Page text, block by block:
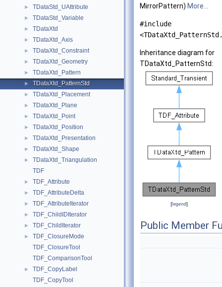
► TDataStd_UAttribute
► TDataStd_Variable
► TDataXtd
► TDataXtd_Axis
► TDataXtd_Constraint
► TDataXtd_Geometry
► TDataXtd_Pattern
► TDataXtd_PatternStd
► TDataXtd_Placement
► TDataXtd_Plane
► TDataXtd_Point
► TDataXtd_Position
► TDataXtd_Presentation
► TDataXtd_Shape
►
TDataXtd_Triangulation
TDF
► TDF_Attribute
► TDF_AttributeDelta
► TDF_AttributeIterator
► TDF_ChildIDIterator
► TDF_ChildIterator
►
TDF_ClosureMode
TDF_ClosureTool
TDF_ComparisonTool
►
TDF_CopyLabel
TDF_CopyTool
MirrorPattern) More...
#include
Inheritance diagram for
TDataXtd_PatternStd:
[legend]
Public Member